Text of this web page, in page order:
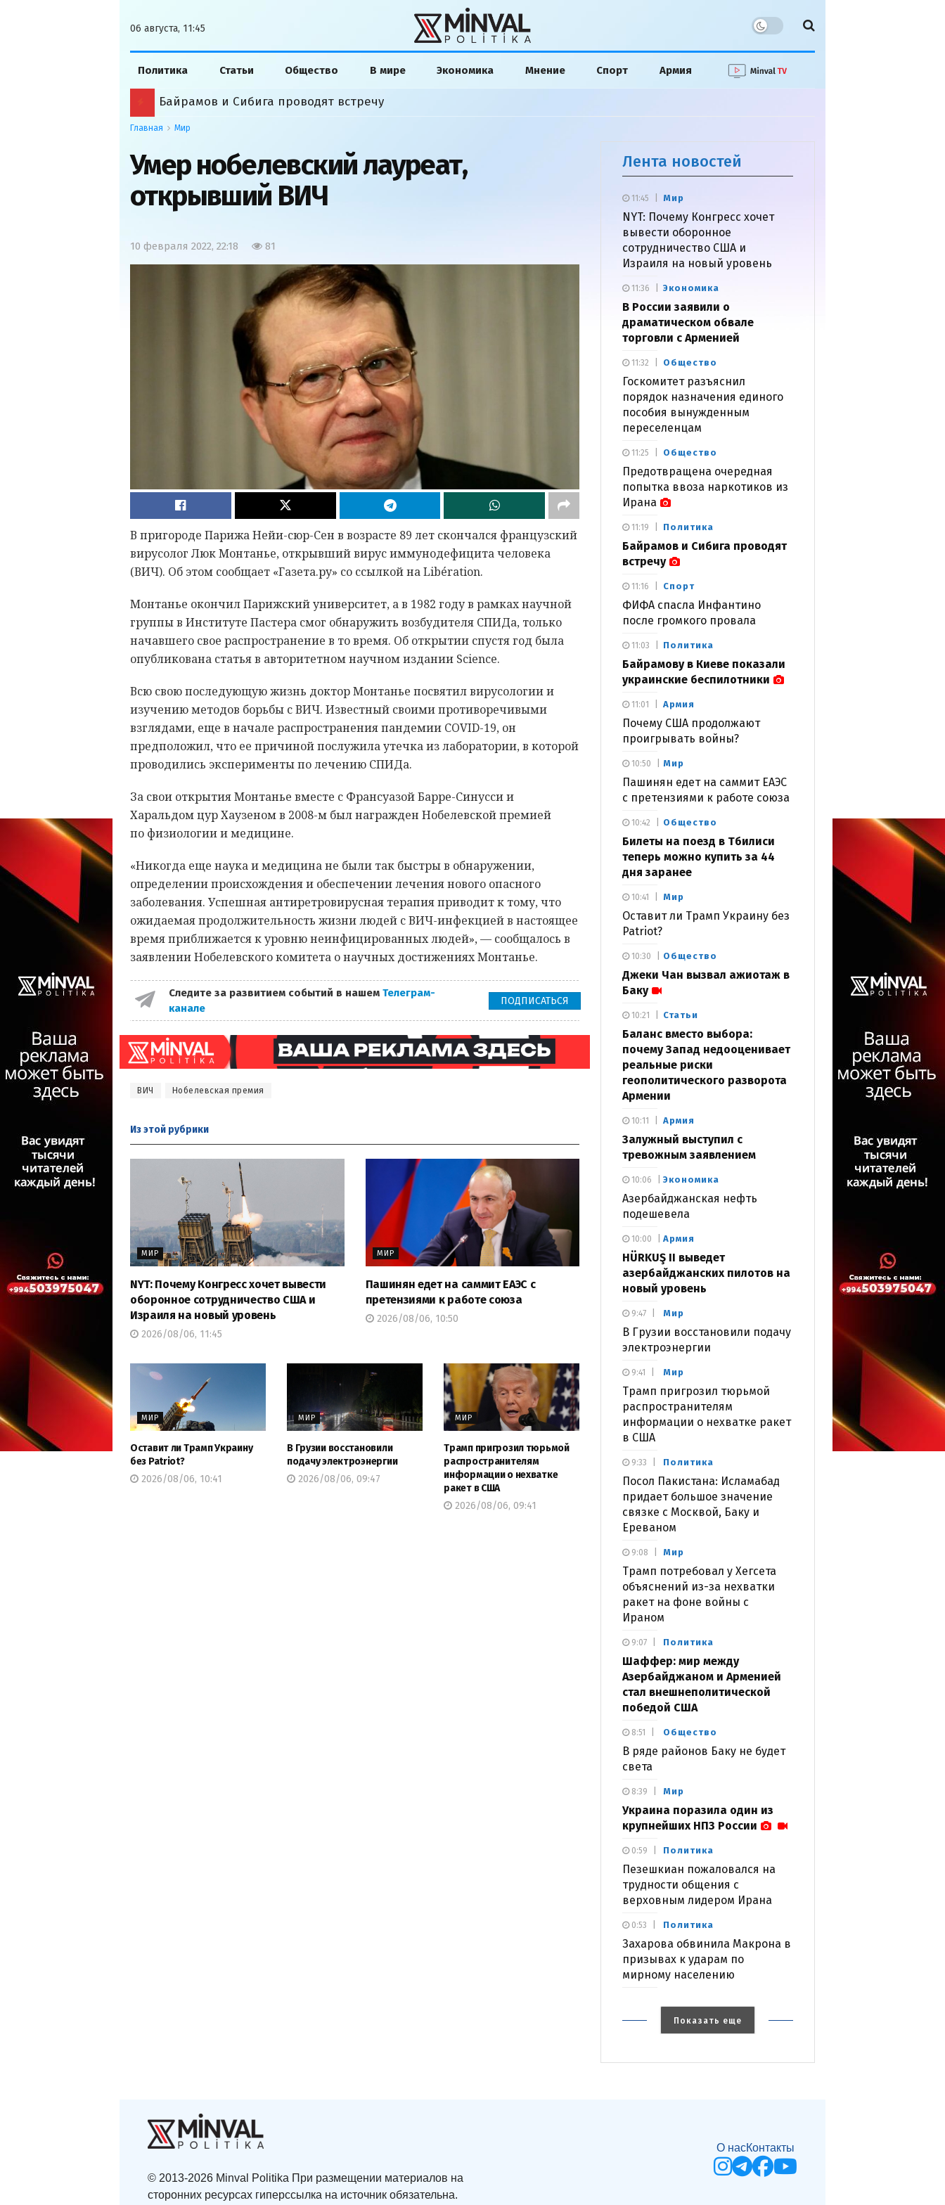
06 августа, 11:45
Политика Статьи Общество В мире Экономика Мнение Спорт Армия
Байрамов и Сибига проводят встречу
Главная Мир
Умер нобелевский лауреат,
открывший ВИЧ
10 февраля 2022, 22:18 81
В пригороде Парижа Нейи-сюр-Сен в возрасте 89 лет скончался французский
вирусолог Люк Монтанье, открывший вирус иммунодефицита человека
(ВИЧ). Об этом сообщает «Газета.ру» со ссылкой на Libération.
Монтанье окончил Парижский университет, а в 1982 году в рамках научной
группы в Институте Пастера смог обнаружить возбудителя СПИДа, только
начавшего свое распространение в то время. Об открытии спустя год была
опубликована статья в авторитетном научном издании Science.
Всю свою последующую жизнь доктор Монтанье посвятил вирусологии и
изучению методов борьбы с ВИЧ. Известный своими противоречивыми
взглядами, еще в начале распространения пандемии COVID-19, он
предположил, что ее причиной послужила утечка из лаборатории, в которой
проводились эксперименты по лечению СПИДа.
За свои открытия Монтанье вместе с Франсуазой Барре-Синусси и
Харальдом цур Хаузеном в 2008-м был награжден Нобелевской премией
по физиологии и медицине.
«Никогда еще наука и медицина не были так быстры в обнаружении,
определении происхождения и обеспечении лечения нового опасного
заболевания. Успешная антиретровирусная терапия приводит к тому, что
ожидаемая продолжительность жизни людей с ВИЧ-инфекцией в настоящее
время приближается к уровню неинфицированных людей», — сообщалось в
заявлении Нобелевского комитета о научных достижениях Монтанье.
Следите за развитием событий в нашем Телеграм-
канале
ПОДПИСАТЬСЯ
ВИЧ Нобелевская премия
Из этой рубрики
МИР
NYT: Почему Конгресс хочет вывести
оборонное сотрудничество США и
Израиля на новый уровень
2026/08/06, 11:45
МИР
Пашинян едет на саммит ЕАЭС с
претензиями к работе союза
2026/08/06, 10:50
МИР
Оставит ли Трамп Украину
без Patriot?
2026/08/06, 10:41
МИР
В Грузии восстановили
подачу электроэнергии
2026/08/06, 09:47
МИР
Трамп пригрозил тюрьмой
распространителям
информации о нехватке
ракет в США
2026/08/06, 09:41
Лента новостей
Мир
NYT: Почему Конгресс хочет
вывести оборонное
сотрудничество США и
Израиля на новый уровень
11:45
Экономика
В России заявили о
драматическом обвале
торговли с Арменией
11:36
Общество
Госкомитет разъяснил
порядок назначения единого
пособия вынужденным
переселенцам
11:32
Общество
Предотвращена очередная
попытка ввоза наркотиков из
Ирана
11:25
Политика
Байрамов и Сибига проводят
встречу
11:19
Спорт
ФИФА спасла Инфантино
после громкого провала
11:16
Политика
Байрамову в Киеве показали
украинские беспилотники
11:03
Армия
Почему США продолжают
проигрывать войны?
11:01
Мир
Пашинян едет на саммит ЕАЭС
с претензиями к работе союза
10:50
Общество
Билеты на поезд в Тбилиси
теперь можно купить за 44
дня заранее
10:42
Мир
Оставит ли Трамп Украину без
Patriot?
10:41
Общество
Джеки Чан вызвал ажиотаж в
Баку
10:30
Статьи
Баланс вместо выбора:
почему Запад недооценивает
реальные риски
геополитического разворота
Армении
10:21
Армия
Залужный выступил с
тревожным заявлением
10:11
Экономика
Азербайджанская нефть
подешевела
10:06
Армия
HÜRKUŞ II выведет
азербайджанских пилотов на
новый уровень
10:00
Мир
В Грузии восстановили подачу
электроэнергии
9:47
Мир
Трамп пригрозил тюрьмой
распространителям
информации о нехватке ракет
в США
9:41
Политика
Посол Пакистана: Исламабад
придает большое значение
связке с Москвой, Баку и
Ереваном
9:33
Мир
Трамп потребовал у Хегсета
объяснений из-за нехватки
ракет на фоне войны с
Ираном
9:08
Политика
Шаффер: мир между
Азербайджаном и Арменией
стал внешнеполитической
победой США
9:07
Общество
В ряде районов Баку не будет
света
8:51
Мир
Украина поразила один из
крупнейших НПЗ России
8:39
Политика
Пезешкиан пожаловался на
трудности общения с
верховным лидером Ирана
0:59
Политика
Захарова обвинила Макрона в
призывах к ударам по
мирному населению
0:53
Показать еще
© 2013-2026 Minval Politika При размещении материалов на
сторонних ресурсах гиперссылка на источник обязательна.
О насКонтакты